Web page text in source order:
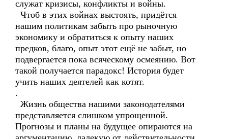
служат кризисы, конфликты и войны.
Чтоб в этих войнах выстоять, придётся
нашим политикам забыть про рыночную
экономику и обратиться к опыту наших
предков, благо, опыт этот ещё не забыт, но
подвергается пока всяческому осмеянию. Вот
такой получается парадокс! История будет
учить наших деятелей как котят.
.
Жизнь общества нашими законодателями
представляется слишком упрощенной.
Прогнозы и планы на будущее опираются на